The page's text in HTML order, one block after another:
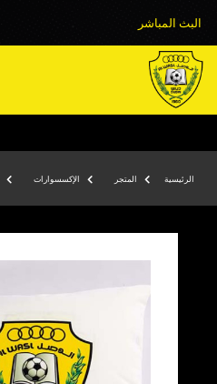
البث المباشر
الرئيسية المتجر الإكسسوارات